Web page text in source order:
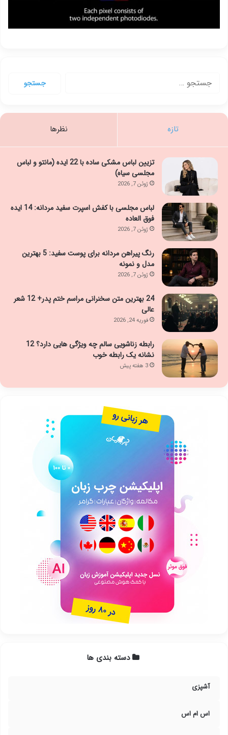
تازه نظرها
تزیین لباس مشکی ساده با 22 ایده (مانتو و لباس
مجلسی سیاه)
ژوئن 7, 2026
لباس مجلسی با کفش اسپرت سفید مردانه: 14 ایده
فوق العاده
ژوئن 7, 2026
رنگ پیراهن مردانه برای پوست سفید: 5 بهترین
مدل و نمونه
ژوئن 7, 2026
24 بهترین متن سخنرانی مراسم ختم پدر+ 12 شعر
عالی
فوریه 24, 2026
رابطه زناشویی سالم چه ویژگی هایی دارد؟ 12
نشانه یک رابطه خوب
3 هفته پیش
دسته بندی ها
آشپزی
اس ام اس